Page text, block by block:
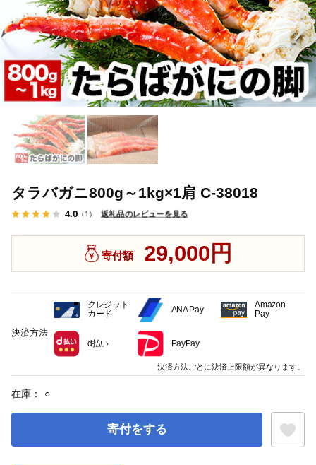
タラバガニ800g～1kg×1肩 C-38018
4.0 （1） 返礼品のレビューを見る
寄付額 29,000円
在庫： ○
寄付をする
決済方法
クレジット
カード
ANA Pay
Amazon
Pay
d払い PayPay
決済方法ごとに決済上限額が異なります。